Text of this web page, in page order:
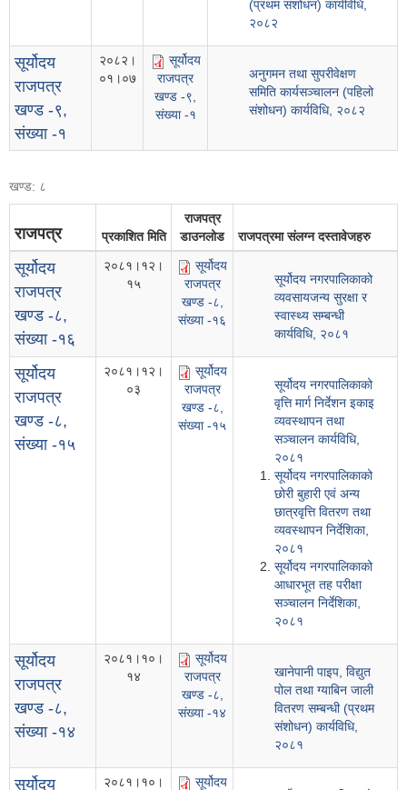
(प्रथम संशोधन) कार्यविधि,
२०८२
सूर्योदय
राजपत्र
खण्ड -९,
संख्या -१
२०८२।
०१।०७
सूर्योदय
राजपत्र
खण्ड -९,
संख्या -१
अनुगमन तथा सुपरीवेक्षण
समिति कार्यसञ्चालन (पहिलो
संशोधन) कार्यविधि, २०८२
खण्ड: ८
राजपत्र प्रकाशित मिति
राजपत्र
डाउनलोड
राजपत्रमा संलग्न दस्तावेजहरु
सूर्योदय
राजपत्र
खण्ड -८,
संख्या -१६
२०८१।१२।
१५
सूर्योदय
राजपत्र
खण्ड -८,
संख्या -१६
सूर्योदय नगरपालिकाको
व्यवसायजन्य सुरक्षा र
स्वास्थ्य सम्बन्धी
कार्यविधि, २०८१
सूर्योदय
राजपत्र
खण्ड -८,
संख्या -१५
२०८१।१२।
०३
सूर्योदय
राजपत्र
खण्ड -८,
संख्या -१५
सूर्योदय नगरपालिकाको
वृत्ति मार्ग निर्देशन इकाइ
व्यवस्थापन तथा
सञ्चालन कार्यविधि,
२०८१
सूर्योदय नगरपालिकाको
छोरी बुहारी एवं अन्य
छात्रवृत्ति वितरण तथा
व्यवस्थापन निर्देशिका,
२०८१
सूर्योदय नगरपालिकाको
आधारभूत तह परीक्षा
सञ्चालन निर्देशिका,
२०८१
सूर्योदय
राजपत्र
खण्ड -८,
संख्या -१४
२०८१।१०।
१४
सूर्योदय
राजपत्र
खण्ड -८,
संख्या -१४
खानेपानी पाइप, विद्युत
पोल तथा ग्याबिन जाली
वितरण सम्बन्धी (प्रथम
संशोधन) कार्यविधि,
२०८१
सूर्योदय २०८१।१०।
सूर्योदय